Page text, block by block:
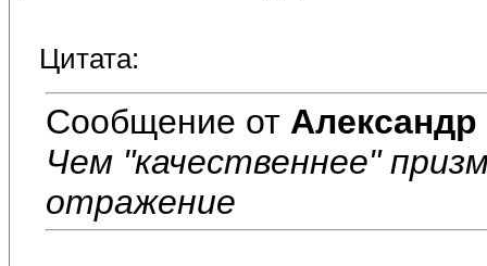
Цитата:
Сообщение от
Чем "качественнее"
отражение